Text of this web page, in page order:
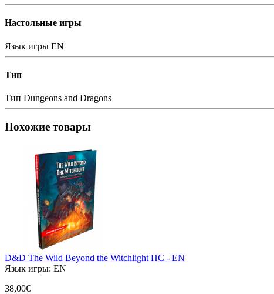
Настольные игры
Язык игры EN
Тип
Тип Dungeons and Dragons
Похожие товары
D&D The Wild Beyond the Witchlight HC - EN
Язык игры: EN
38,00€